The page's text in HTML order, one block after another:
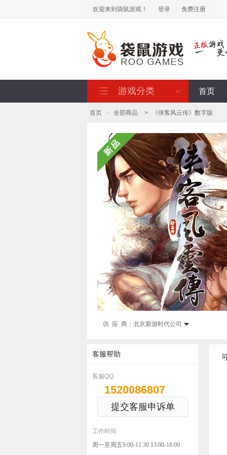
欢迎来到袋鼠游戏！ 登录 免费注册
游戏分类 首页
首页 > 全部商品 > 《侠客风云传》数字版
供 应 商： 北京新游时代公司
客服帮助
客服QQ
1520086807
提交客服申诉单
工作时间
周一至周五9:00-11:30 13:00-18:00